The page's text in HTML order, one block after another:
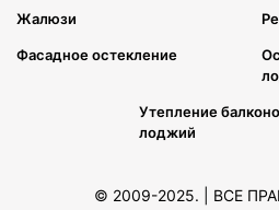
Жалюзи
Фасадное остекление
Утепление
лоджий
© 2009-2025. | ВСЕ